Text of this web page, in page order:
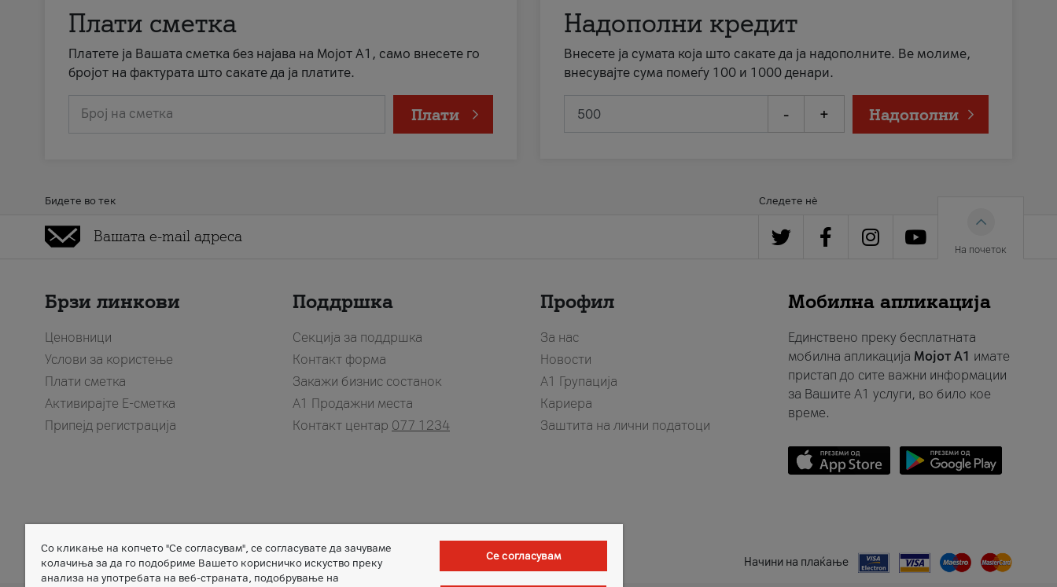
Плати сметка
Платете ја Вашата сметка без најава на Мојот А1, само внесете го
бројот на фактурата што сакате да ја платите.
Број на сметка Плати
Надополни кредит
Внесете ја сумата која што сакате да ја надополните. Ве молиме,
внесувајте сума помеѓу 100 и 1000 денари.
- + Надополни
Бидете во тек Следете нè
На почеток
Брзи линкови
Ценовници
Услови за користење
Плати сметка
Активирајте Е-сметка
Припејд регистрација
Поддршка
Секција за поддршка
Контакт форма
Закажи бизнис состанок
A1 Продажни места
Контакт центар 077 1234
Профил
За нас
Новости
А1 Групација
Кариера
Заштита на лични податоци
Мобилна апликација
Единствено преку бесплатната
мобилна апликација Мојот A1 имате
пристап до сите важни информации
за Вашите A1 услуги, во било кое
време.
Member of Начини на плаќање
Со кликање на копчето "Се согласувам", се согласувате да зачуваме
колачиња за да го подобриме Вашето корисничко искуство преку
анализа на употребата на веб-страната, подобрување на
Се согласувам